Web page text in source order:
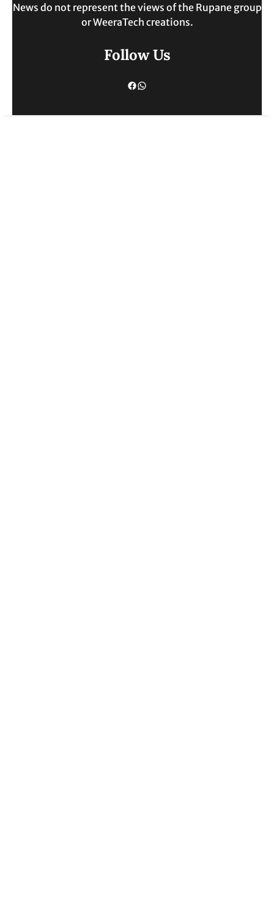
News do not represent the views of the Rupane group
or WeeraTech creations.
Follow Us
Facebook
WhatsApp